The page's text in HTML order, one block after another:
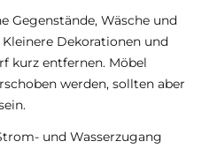
Gegenstände, Wäsche und
Dekorationen und
kurz entfernen. Möbel
werden, sollten aber
und Wasserzugang